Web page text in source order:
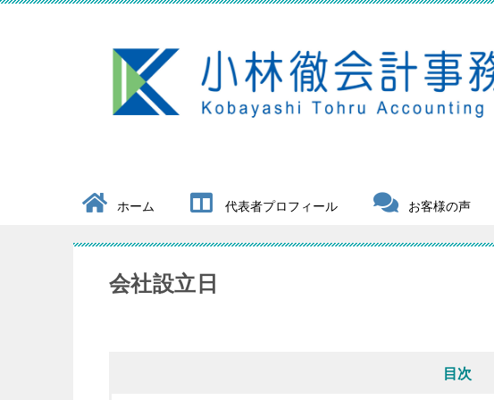
ホーム 代表者プロフィール お客様の声
会社設立日
目次